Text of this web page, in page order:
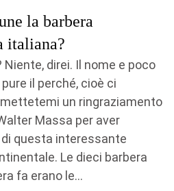
la barbera
italiana?
Niente, direi. Il nome e poco
il perché, cioè ci
un ringraziamento
Massa per aver
questa interessante
Le dieci barbera
fa erano le...